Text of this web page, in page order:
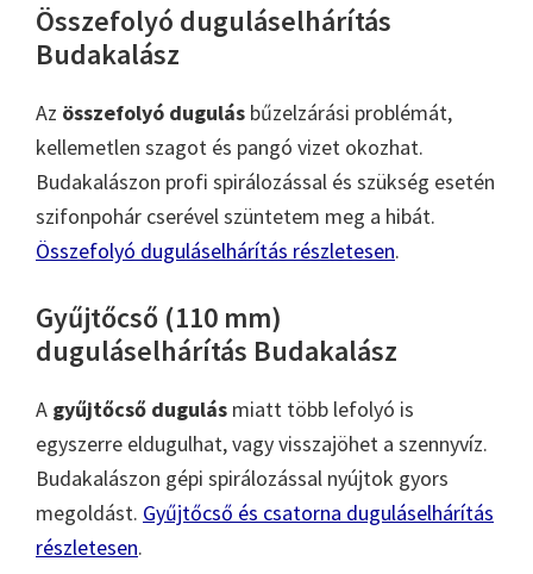
Összefolyó duguláselhárítás
Budakalász
Az összefolyó dugulás bűzelzárási problémát,
kellemetlen szagot és pangó vizet okozhat.
Budakalászon profi spirálozással és szükség esetén
szifonpohár cserével szüntetem meg a hibát.
Összefolyó duguláselhárítás részletesen.
Gyűjtőcső (110 mm)
duguláselhárítás Budakalász
A gyűjtőcső dugulás miatt több lefolyó is
egyszerre eldugulhat, vagy visszajöhet a szennyvíz.
Budakalászon gépi spirálozással nyújtok gyors
megoldást. Gyűjtőcső és csatorna duguláselhárítás
részletesen.